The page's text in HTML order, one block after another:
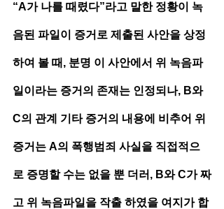
“A가 나를 때렸다”라고 말한 정황이 녹
음된 파일이 증거로 제출된 사안을 상정
하여 볼 때, 분명 이 사안에서 위 녹음파
일이라는 증거의 존재는 인정되나, B와
C의 관계 기타 증거의 내용에 비추어 위
증거는 A의 폭행범죄 사실을 직접적으
로 증명할 수는 없을 뿐 더러, B와 C가 짜
고 위 녹음파일을 작출 하였을 여지가 합